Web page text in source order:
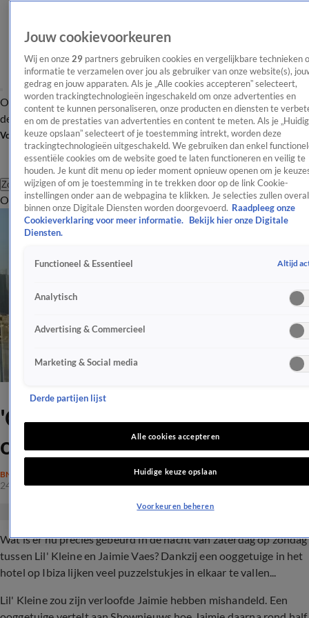
OverzichtAfleveringen Entertainment TV Algemeen
Tip
de redactieNieuwsbrief
Volg Shownieuws
Zoeken
OverzichtEntertainmentSpraakmakendRealityCrimeVideo's
'Ooggetuige onthult alles
over Lil' Kleine en Jaimie'
BN'ERS
24 mei 2021, 17:51
Wat is er nu precies gebeurd in de nacht van zaterdag op zondag
tussen Lil' Kleine en Jaimie Vaes? Dankzij een ooggetuige in het
hotel op Ibiza lijken veel puzzelstukjes in elkaar te vallen...
Lil' Kleine zou zijn verloofde Jaimie hebben mishandeld. Een
Jouw cookievoorkeuren
Wij en onze 29 partners gebruiken cookies en vergelijkbare technieken
informatie te verzamelen over jou als gebruiker van onze website(s),
gedrag en jouw apparaten. Als je „Alle cookies accepteren” selecteert,
worden trackingtechnologieën ingeschakeld om onze advertenties en
content te kunnen personaliseren, onze producten en diensten te
en om de prestaties van advertenties en content te meten. Als je
keuze opslaan” selecteert of je toestemming intrekt, worden deze
trackingtechnologieën uitgeschakeld. We gebruiken dan enkel
essentiële cookies om de website goed te laten functioneren en veilig te
houden. Je kunt dit menu op ieder moment opnieuw openen om je
wijzigen of om je toestemming in te trekken door op de link Cookie-
instellingen onder aan de webpagina te klikken. Je selecties zullen overal
binnen onze Digitale Diensten worden doorgevoerd. Raadpleeg onze
Cookieverklaring voor meer informatie.
Bekijk hier onze Digitale
Diensten.
Functioneel & Essentieel Altijd
Analytisch
Advertising & Commercieel
Marketing & Social media
Derde partijen lijst
Alle cookies accepteren
Huidige keuze opslaan
Voorkeuren beheren